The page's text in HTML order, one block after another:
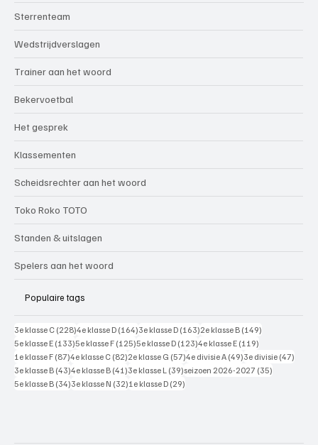
Sterrenteam
Wedstrijdverslagen
Trainer aan het woord
Bekervoetbal
Het gesprek
Klassementen
Scheidsrechter aan het woord
Toko Roko TOTO
Standen & uitslagen
Spelers aan het woord
Populaire tags
3e klasse C (228)228 posts
4e klasse D (164)164 posts
3e klasse D (163)163 posts
2e klasse B (149)
5e klasse E (133)133 posts
5e klasse F (125)125 posts
5e klasse D (123)123 posts
4e klasse E (119)
1e klasse F (87)87 posts
4e klasse C (82)82 posts
2e klasse G (57)57 posts
4e divisie A (49)49 posts
3e divisie (47)
3e klasse B (43)43 posts
4e klasse B (41)41 posts
3e klasse L (39)39 posts
seizoen 2026-2027 (35)
5e klasse B (34)34 posts
3e klasse N (32)32 posts
1e klasse D (29)